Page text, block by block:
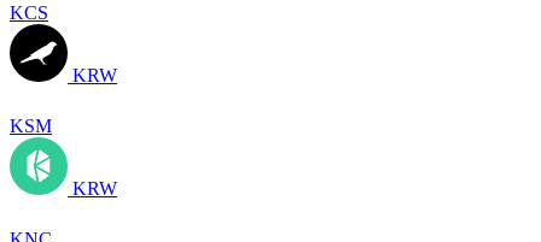
KCS
KRW
KSM
KRW